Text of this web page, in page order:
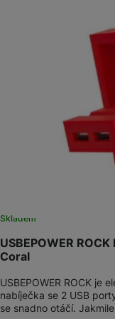
USBEPOWER
Coral
Skladem
USBEPOWER ROCK je
nabíječka se 2 USB
se snadno otáčí.